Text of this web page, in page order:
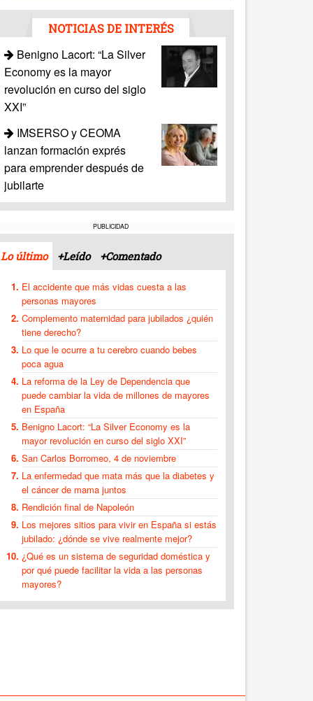
NOTICIAS DE INTERÉS
Benigno Lacort: “La Silver
Economy es la mayor
revolución en curso del siglo
XXI”
IMSERSO y CEOMA
lanzan formación exprés
para emprender después de
jubilarte
PUBLICIDAD
Lo último +Leído +Comentado
El accidente que más vidas cuesta a las
personas mayores
Complemento maternidad para jubilados ¿quién
tiene derecho?
Lo que le ocurre a tu cerebro cuando bebes
poca agua
La reforma de la Ley de Dependencia que
puede cambiar la vida de millones de mayores
en España
Benigno Lacort: “La Silver Economy es la
mayor revolución en curso del siglo XXI”
San Carlos Borromeo, 4 de noviembre
La enfermedad que mata más que la diabetes y
el cáncer de mama juntos
Rendición final de Napoleón
Los mejores sitios para vivir en España si estás
jubilado: ¿dónde se vive realmente mejor?
¿Qué es un sistema de seguridad doméstica y
por qué puede facilitar la vida a las personas
mayores?